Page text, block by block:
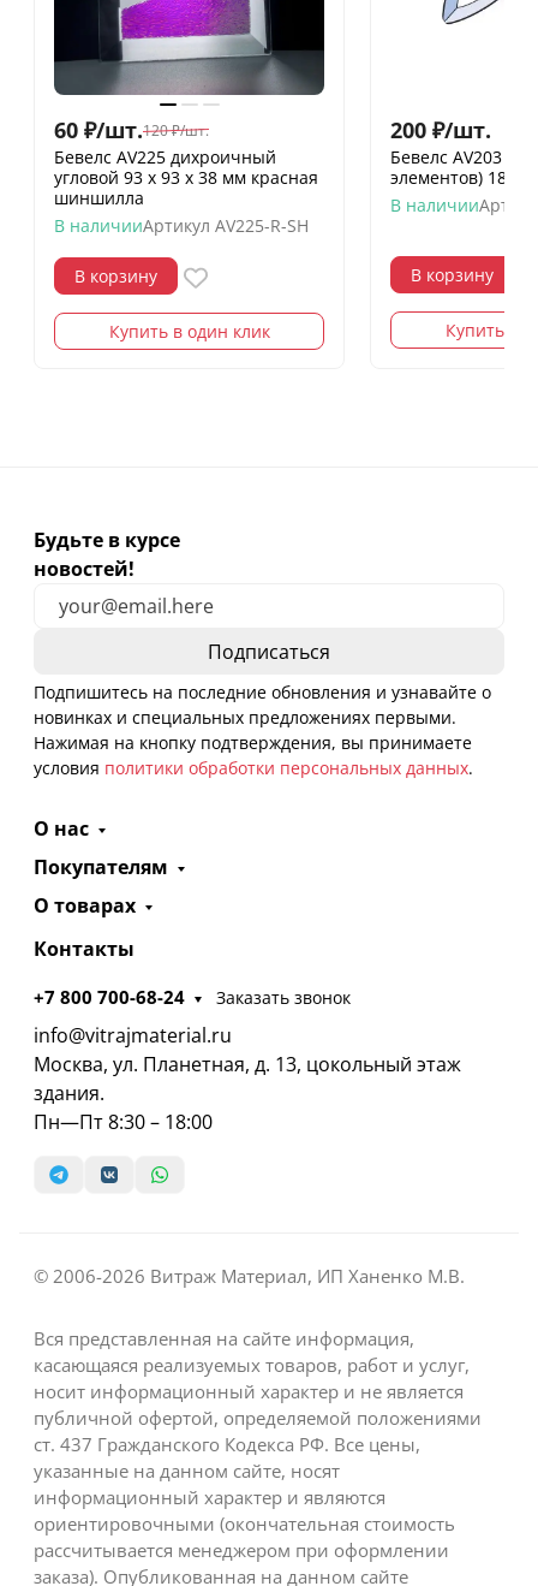
60 ₽/шт.120 ₽/шт.
Бевелс AV225 дихроичный
угловой 93 х 93 х 38 мм красная
шиншилла
В наличииАртикул AV225-R-SH
В корзину
Купить в один клик
200 ₽/шт.
Бевелс AV203
элементов) 182
В наличии
В корзину
Купить в
Будьте в курсе
новостей!
Подпишитесь на последние обновления и узнавайте о
новинках и специальных предложениях первыми.
Нажимая на кнопку подтверждения, вы принимаете
условия политики обработки персональных данных.
О нас
Покупателям
О товарах
Контакты
+7 800 700-68-24 Заказать звонок
info@vitrajmaterial.ru
Москва, ул. Планетная, д. 13, цокольный этаж
здания.
Пн—Пт 8:30 – 18:00
© 2006-2026 Витраж Материал, ИП Ханенко М.В.
Вся представленная на сайте информация,
касающаяся реализуемых товаров, работ и услуг,
носит информационный характер и не является
публичной офертой, определяемой положениями
ст. 437 Гражданского Кодекса РФ. Все цены,
указанные на данном сайте, носят
информационный характер и являются
ориентировочными (окончательная стоимость
рассчитывается менеджером при оформлении
заказа). Опубликованная на данном сайте